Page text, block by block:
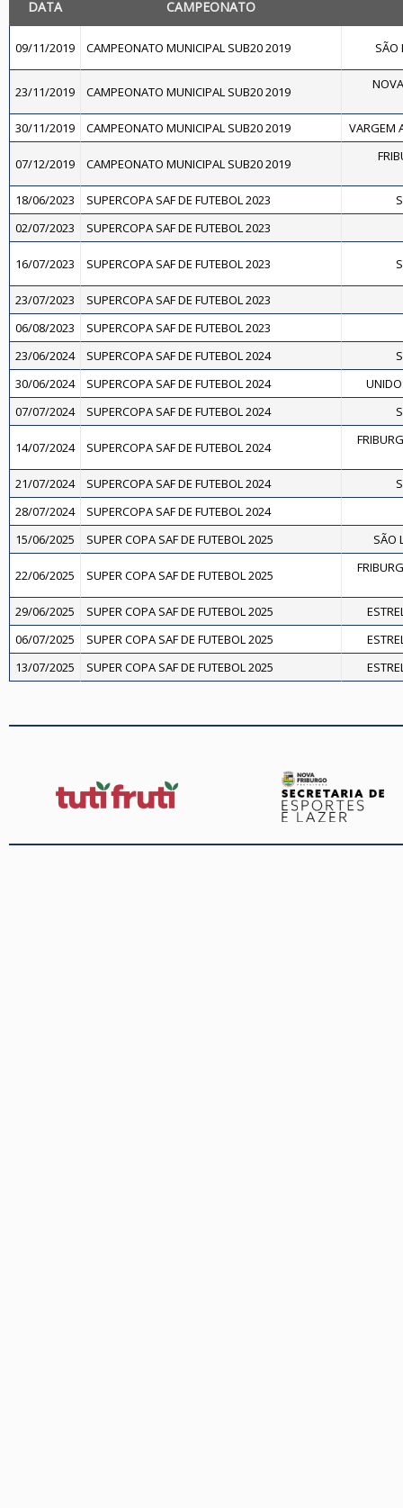
DATA CAMPEONATO
09/11/2019 CAMPEONATO MUNICIPAL SUB20 2019 SÃO
23/11/2019 CAMPEONATO MUNICIPAL SUB20 2019
30/11/2019 CAMPEONATO MUNICIPAL SUB20 2019 VARGEM
07/12/2019 CAMPEONATO MUNICIPAL SUB20 2019
18/06/2023 SUPERCOPA SAF DE FUTEBOL 2023
02/07/2023
SUPERCOPA SAF DE FUTEBOL 2023
16/07/2023 SUPERCOPA SAF DE FUTEBOL 2023
23/07/2023
SUPERCOPA SAF DE FUTEBOL 2023
06/08/2023
SUPERCOPA SAF DE FUTEBOL 2023
23/06/2024
SUPERCOPA SAF DE FUTEBOL 2024
30/06/2024
SUPERCOPA SAF DE FUTEBOL 2024
07/07/2024
SUPERCOPA SAF DE FUTEBOL 2024
14/07/2024 SUPERCOPA SAF DE FUTEBOL 2024
21/07/2024 SUPERCOPA SAF DE FUTEBOL 2024
28/07/2024
SUPERCOPA SAF DE FUTEBOL 2024
15/06/2025
SUPER COPA SAF DE FUTEBOL 2025 SÃO
22/06/2025 SUPER COPA SAF DE FUTEBOL 2025
29/06/2025 SUPER COPA SAF DE FUTEBOL 2025
06/07/2025
SUPER COPA SAF DE FUTEBOL 2025
13/07/2025
SUPER COPA SAF DE FUTEBOL 2025